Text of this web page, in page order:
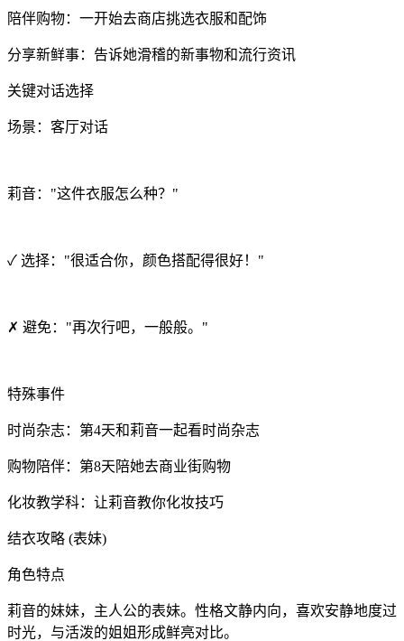
陪伴购物：一开始去商店挑选衣服和配饰
分享新鲜事：告诉她滑稽的新事物和流行资讯
关键对话选择
场景：客厅对话
莉音："这件衣服怎么种？"
✓ 选择："很适合你，颜色搭配得很好！"
✗ 避免："再次行吧，一般般。"
特殊事件
时尚杂志：第4天和莉音一起看时尚杂志
购物陪伴：第8天陪她去商业街购物
化妆教学科：让莉音教你化妆技巧
结衣攻略 (表妹)
角色特点
莉音的妹妹，主人公的表妹。性格文静内向，喜欢安静地度过
时光，与活泼的姐姐形成鲜亮对比。